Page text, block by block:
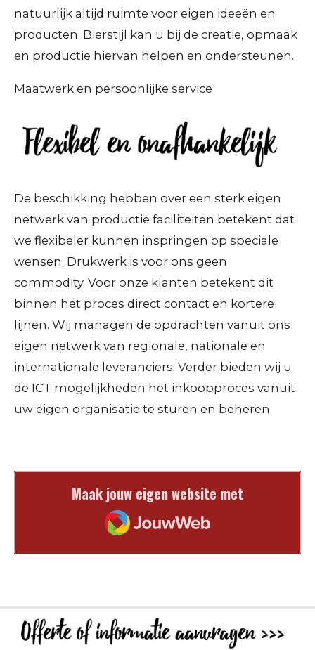
natuurlijk altijd ruimte voor eigen ideeën en
producten. Bierstijl kan u bij de creatie, opmaak
en productie hiervan helpen en ondersteunen.
Maatwerk en persoonlijke service
De beschikking hebben over een sterk eigen
netwerk van productie faciliteiten betekent dat
we flexibeler kunnen inspringen op speciale
wensen. Drukwerk is voor ons geen
commodity. Voor onze klanten betekent dit
binnen het proces direct contact en kortere
lijnen. Wij managen de opdrachten vanuit ons
eigen netwerk van regionale, nationale en
internationale leveranciers. Verder bieden wij u
de ICT mogelijkheden het inkoopproces vanuit
uw eigen organisatie te sturen en beheren
Maak jouw eigen website met
JouwWeb